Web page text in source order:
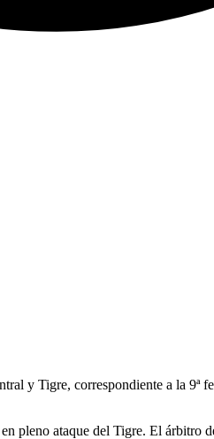
y Tigre, correspondiente a la 9ª
pleno ataque del Tigre. El árbitro